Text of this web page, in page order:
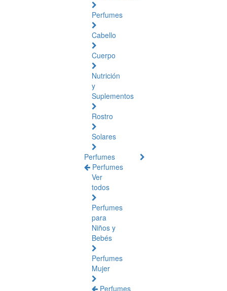
Perfumes
Cabello
Cuerpo
Nutrición
y
Suplementos
Rostro
Solares
Perfumes
Perfumes
Ver
todos
Perfumes
para
Niños y
Bebés
Perfumes
Mujer
Perfumes